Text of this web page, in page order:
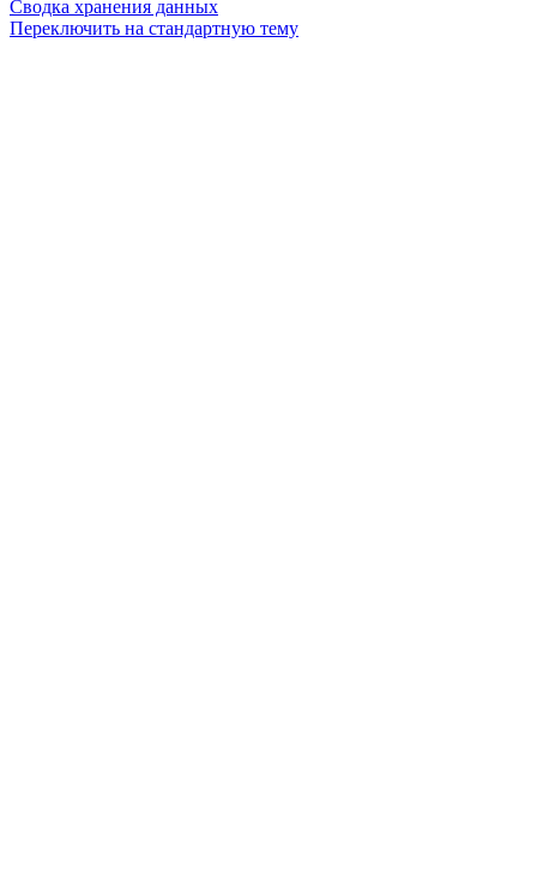
Сводка хранения данных
Переключить на стандартную тему